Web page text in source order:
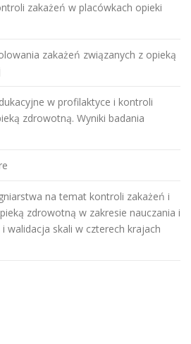
zakażeń w placówkach opieki
zakażeń związanych z opieką
w profilaktyce i kontroli
zdrowotną. Wyniki badania
na temat kontroli zakażeń i
zdrowotną w zakresie nauczania i
walidacja skali w czterech krajach